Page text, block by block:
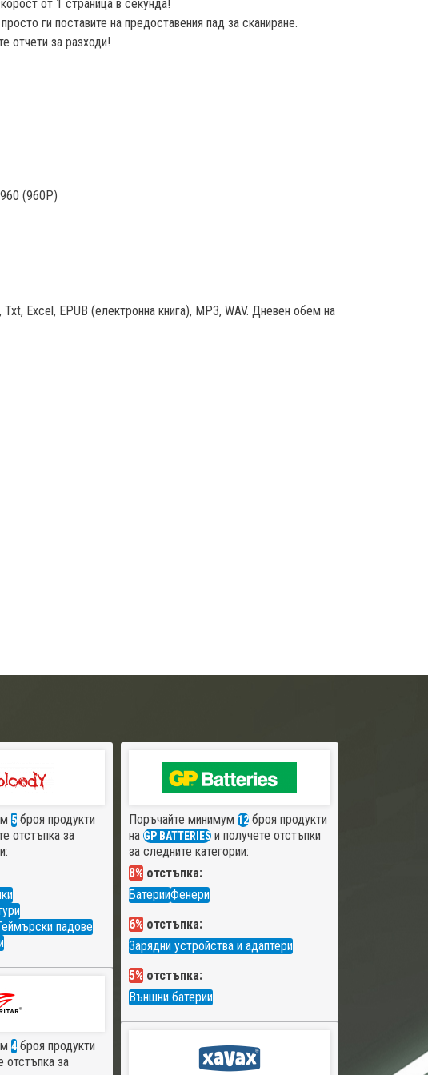
от 1 страница в секунда!
ги поставите на предоставения пад за сканиране.
отчети за разходи!
(960P)
Excel, EPUB (електронна книга), MP3, WAV. Дневен обем на
5 броя продукти
отстъпка за
падове
Поръчайте минимум 12броя продукти
на GP BATTERIESи получете отстъпки
за следните категории:
8% отстъпка:
БатерииФенери
6% отстъпка:
Зарядни устройства и адаптери
5% отстъпка:
Външни батерии
4 броя продукти
отстъпка за